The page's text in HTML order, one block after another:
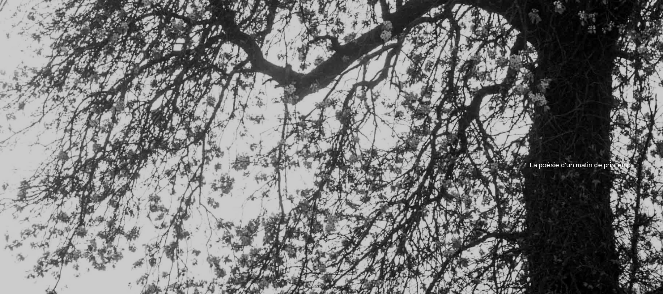
La poésie d'un matin de printemps.